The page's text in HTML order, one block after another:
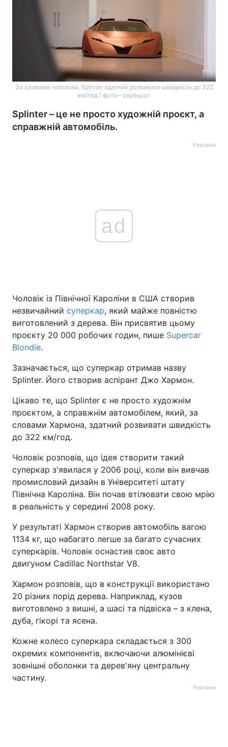
За словами чоловіка, Splinter здатний розвивати швидкість до 322
км/год / фото – скріншот
Splinter – це не просто художній проєкт, а
справжній автомобіль.
Реклама
ad
Чоловік із Північної Кароліни в США створив
незвичайний суперкар, який майже повністю
виготовлений з дерева. Він присвятив цьому
проєкту 20 000 робочих годин, пише Supercar
Blondie.
Зазначається, що суперкар отримав назву
Splinter. Його створив аспірант Джо Хармон.
Цікаво те, що Splinter є не просто художнім
проєктом, а справжнім автомобілем, який, за
словами Хармона, здатний розвивати швидкість
до 322 км/год.
Чоловік розповів, що ідея створити такий
суперкар з'явилася у 2006 році, коли він вивчав
промисловий дизайн в Університеті штату
Північна Кароліна. Він почав втілювати свою мрію
в реальність у середині 2008 року.
У результаті Хармон створив автомобіль вагою
1134 кг, що набагато легше за багато сучасних
суперкарів. Чоловік оснастив своє авто
двигуном Cadillac Northstar V8.
Хармон розповів, що в конструкції використано
20 різних порід дерева. Наприклад, кузов
виготовлено з вишні, а шасі та підвіска – з клена,
дуба, гікорі та ясена.
Кожне колесо суперкара складається з 300
окремих компонентів, включаючи алюмінієві
зовнішні оболонки та дерев'яну центральну
частину.
Реклама